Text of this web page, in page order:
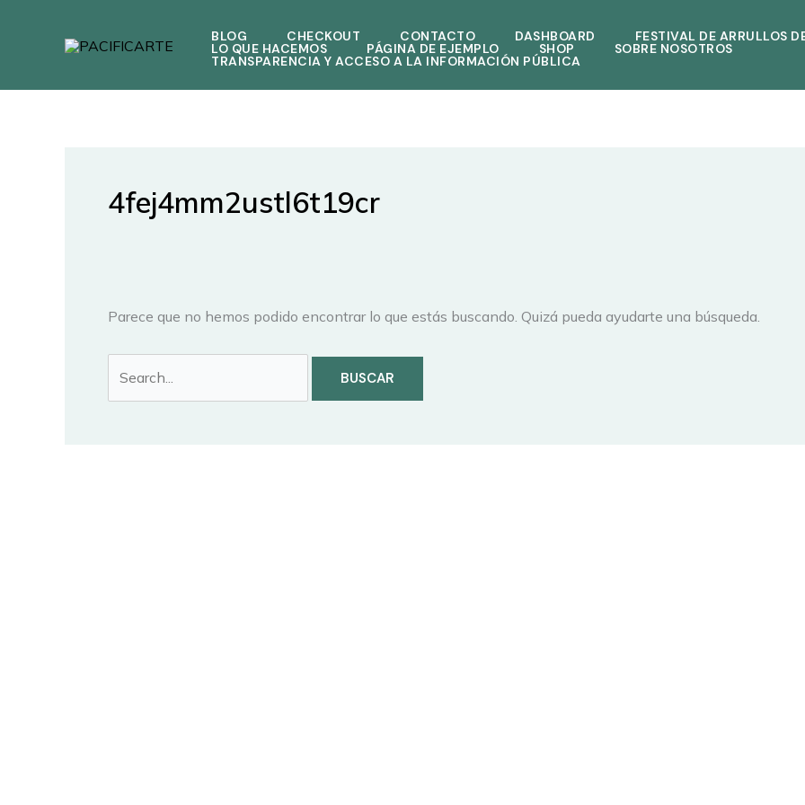
BLOG CHECKOUT CONTACTO DASHBOARD FESTIVAL DE ARRULLOS
LO QUE HACEMOS PÁGINA DE EJEMPLO SHOP SOBRE NOSOTROS
TRANSPARENCIA Y ACCESO A LA INFORMACIÓN PÚBLICA
4fej4mm2ustl6t19cr
Parece que no hemos podido encontrar lo que estás buscando. Quizá pueda ayudarte una búsqueda.